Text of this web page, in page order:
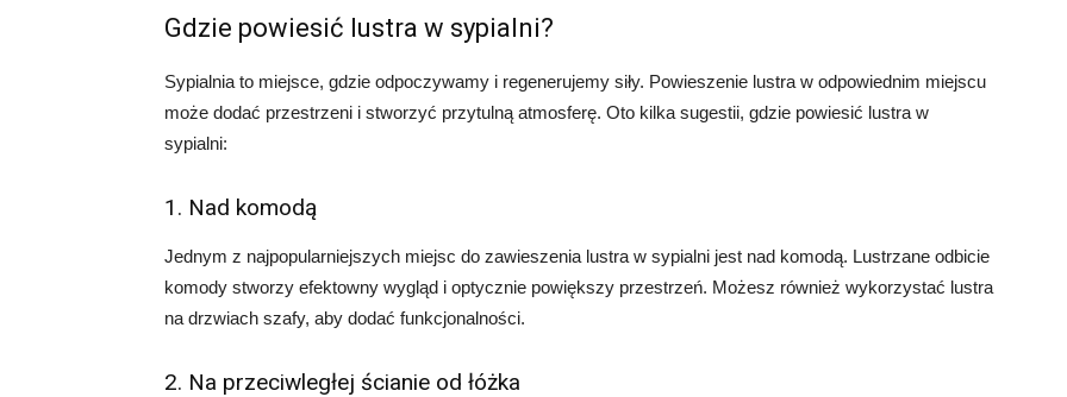
Gdzie powiesić lustra w sypialni?
Sypialnia to miejsce, gdzie odpoczywamy i regenerujemy siły. Powieszenie lustra w odpowiednim miejscu
może dodać przestrzeni i stworzyć przytulną atmosferę. Oto kilka sugestii, gdzie powiesić lustra w
sypialni:
1. Nad komodą
Jednym z najpopularniejszych miejsc do zawieszenia lustra w sypialni jest nad komodą. Lustrzane odbicie
komody stworzy efektowny wygląd i optycznie powiększy przestrzeń. Możesz również wykorzystać lustra
na drzwiach szafy, aby dodać funkcjonalności.
2. Na przeciwległej ścianie od łóżka